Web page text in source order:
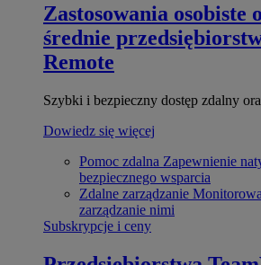
Zastosowania osobiste
średnie
Remote
Szybki i bezpieczny dostęp zdalny
Dowiedz się więcej
Pomoc zdalna Zapewnienie
bezpiecznego wsparcia
Zdalne zarządzanie
zarządzanie nimi
Subskrypcje i ceny